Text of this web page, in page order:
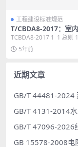
工程建设标准规范
T/CBDA8-2017：室
修工程人造石材应用
TCBDA8-2017 1 1 总则
语 13 3 材料 15...
5年前
近期文章
GB/T 44481-2024
GB/T 4131-2014
GB/T 47096-2026
GB 15578-2008电